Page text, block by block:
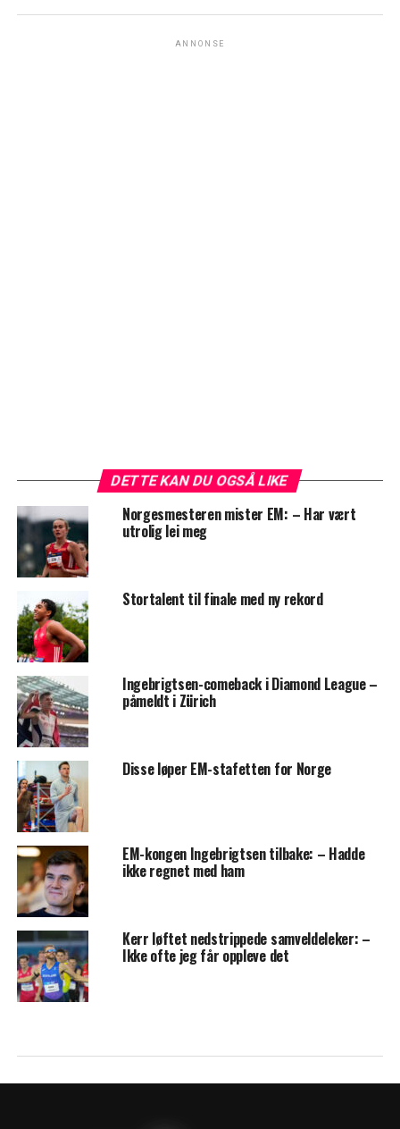
ANNONSE
DETTE KAN DU OGSÅ LIKE
Norgesmesteren mister EM: – Har vært
utrolig lei meg
Stortalent til finale med ny rekord
Ingebrigtsen-comeback i Diamond League –
påmeldt i Zürich
Disse løper EM-stafetten for Norge
EM-kongen Ingebrigtsen tilbake: – Hadde
ikke regnet med ham
Kerr løftet nedstrippede samveldeleker: –
Ikke ofte jeg får oppleve det